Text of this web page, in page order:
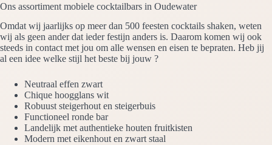
Ons assortiment mobiele cocktailbars in Oudewater
Omdat wij jaarlijks op meer dan 500 feesten cocktails shaken, weten
wij als geen ander dat ieder festijn anders is. Daarom komen wij ook
steeds in contact met jou om alle wensen en eisen te bepraten. Heb jij
al een idee welke stijl het beste bij jouw ?
Neutraal effen zwart
Chique hoogglans wit
Robuust steigerhout en steigerbuis
Functioneel ronde bar
Landelijk met authentieke houten fruitkisten
Modern met eikenhout en zwart staal